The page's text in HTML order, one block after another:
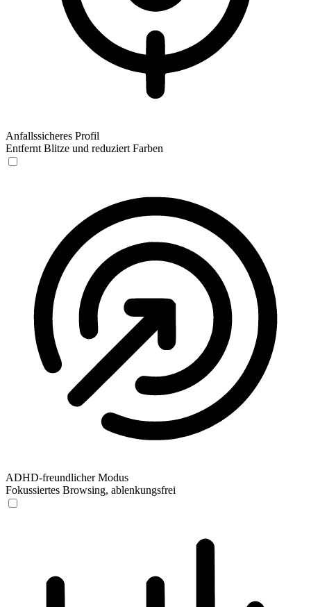
Anfallssicheres Profil
Entfernt Blitze und reduziert Farben
ADHD-freundlicher Modus
Fokussiertes Browsing, ablenkungsfrei